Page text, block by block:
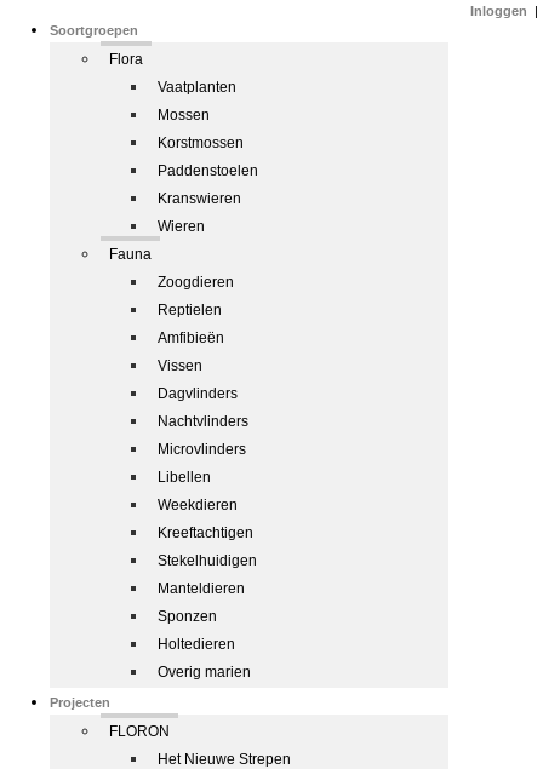
Soortgroepen
Flora
Vaatplanten
Mossen
Korstmossen
Paddenstoelen
Kranswieren
Wieren
Fauna
Zoogdieren
Reptielen
Amfibieën
Vissen
Dagvlinders
Nachtvlinders
Microvlinders
Libellen
Weekdieren
Kreeftachtigen
Stekelhuidigen
Manteldieren
Sponzen
Holtedieren
Overig marien
Projecten
FLORON
Het Nieuwe Strepen
Inloggen |